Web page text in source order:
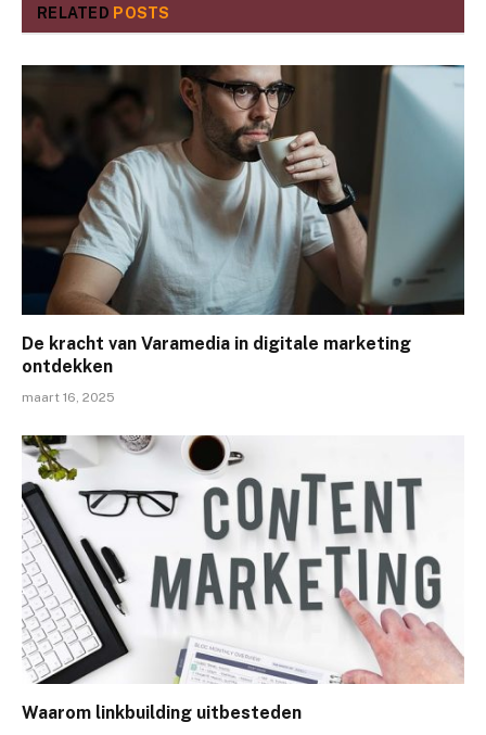
RELATED POSTS
De kracht van Varamedia in digitale marketing
ontdekken
maart 16, 2025
Waarom linkbuilding uitbesteden